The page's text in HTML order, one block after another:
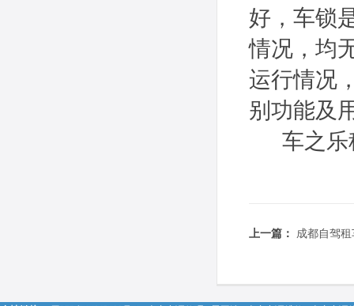
好，车锁
情况，均
运行情况
别功能及
车之乐
上一篇： 成都自驾